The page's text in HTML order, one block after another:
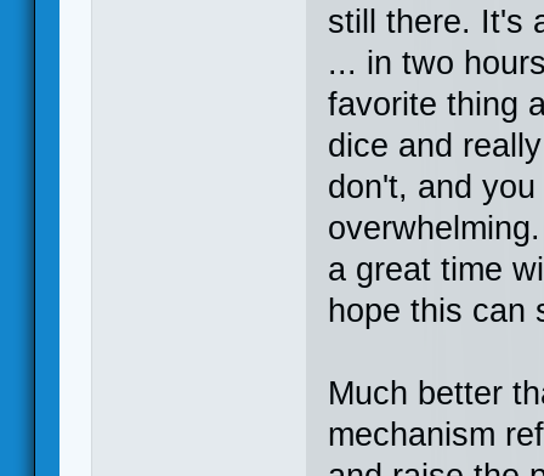
still there. It's
... in two
favorite thing
dice and
don't, and
a great time
hope this can
Much better
mechanism